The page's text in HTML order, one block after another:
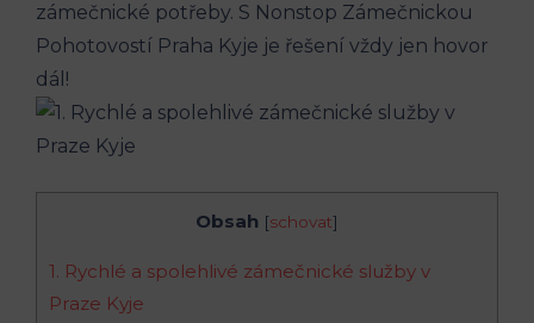
zámečnické potřeby. S Nonstop Zámečnickou
Pohotovostí Praha Kyje je řešení vždy jen hovor
dál!
Obsah [schovat]
1. Rychlé a spolehlivé zámečnické služby v
Praze Kyje